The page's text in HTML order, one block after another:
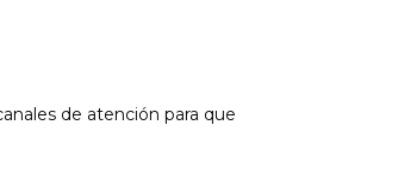
de atención para que